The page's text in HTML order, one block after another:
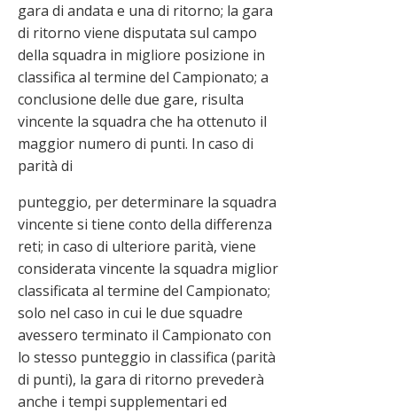
gara di andata e una di ritorno; la gara
di ritorno viene disputata sul campo
della squadra in migliore posizione in
classifica al termine del Campionato; a
conclusione delle due gare, risulta
vincente la squadra che ha ottenuto il
maggior numero di punti. In caso di
parità di
punteggio, per determinare la squadra
vincente si tiene conto della differenza
reti; in caso di ulteriore parità, viene
considerata vincente la squadra miglior
classificata al termine del Campionato;
solo nel caso in cui le due squadre
avessero terminato il Campionato con
lo stesso punteggio in classifica (parità
di punti), la gara di ritorno prevederà
anche i tempi supplementari ed